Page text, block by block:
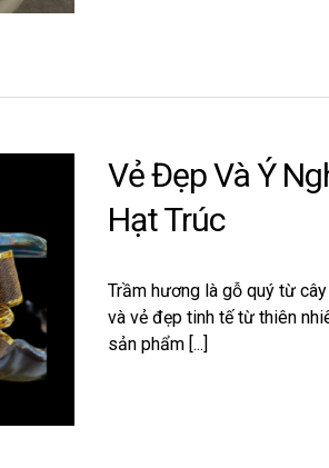
Vẻ Đẹp Và Ý
Hạt Trúc
Trầm hương là gỗ quý từ
và vẻ đẹp tinh tế từ thiên
sản phẩm [...]